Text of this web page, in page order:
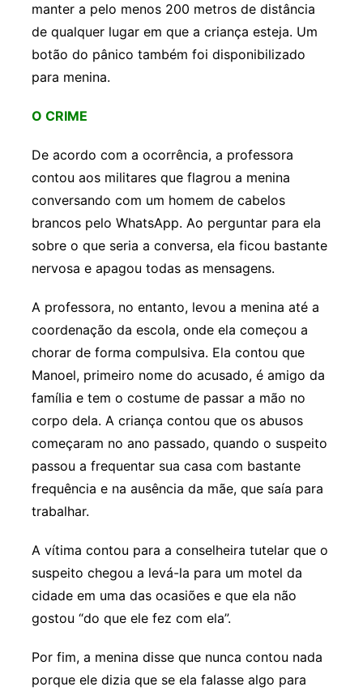
manter a pelo menos 200 metros de distância
de qualquer lugar em que a criança esteja. Um
botão do pânico também foi disponibilizado
para menina.
O CRIME
De acordo com a ocorrência, a professora
contou aos militares que flagrou a menina
conversando com um homem de cabelos
brancos pelo WhatsApp. Ao perguntar para ela
sobre o que seria a conversa, ela ficou bastante
nervosa e apagou todas as mensagens.
A professora, no entanto, levou a menina até a
coordenação da escola, onde ela começou a
chorar de forma compulsiva. Ela contou que
Manoel, primeiro nome do acusado, é amigo da
família e tem o costume de passar a mão no
corpo dela. A criança contou que os abusos
começaram no ano passado, quando o suspeito
passou a frequentar sua casa com bastante
frequência e na ausência da mãe, que saía para
trabalhar.
A vítima contou para a conselheira tutelar que o
suspeito chegou a levá-la para um motel da
cidade em uma das ocasiões e que ela não
gostou “do que ele fez com ela”.
Por fim, a menina disse que nunca contou nada
porque ele dizia que se ela falasse algo para